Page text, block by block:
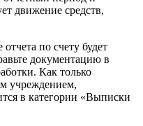
движение средств,
по счету будет
документацию в
Как только
учреждением,
в категории «Выписки